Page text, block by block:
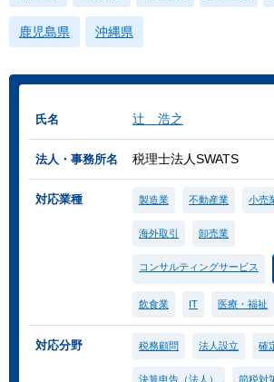
鹿児島県 沖縄県
氏名 辻 浩之
法人・事務所名 税理士法人SWATS
対応業種 製造業 不動産業 小売
海外取引 卸売業
コンサルティングサービス
飲食業 IT 医療・福祉
対応分野 税務顧問 法人設立 確
決算申告（法人） 節税対